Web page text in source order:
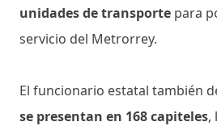
unidades de transporte para
servicio del Metrorrey.
El funcionario estatal también
se presentan en 168 capiteles,